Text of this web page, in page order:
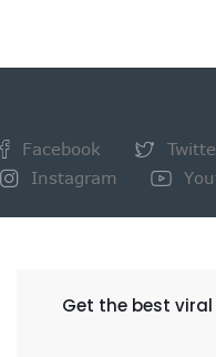
Facebook
Instagram
Get the best